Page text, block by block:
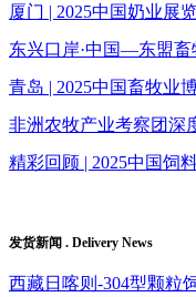
厦门 | 2025中国奶业展
东兴口岸·中国—东盟
青岛 | 2025中国畜牧业
非洲农牧产业考察团深
精彩回顾 | 2025中国饲
发货新闻 . Delivery News
西藏日喀则-304型颗粒